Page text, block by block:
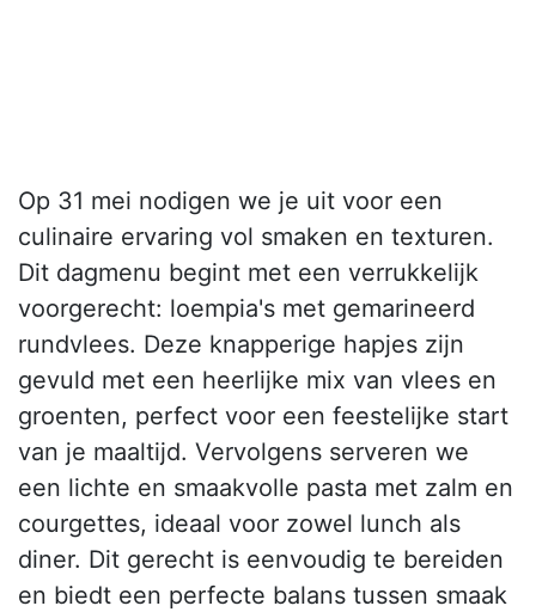
Op 31 mei nodigen we je uit voor een
culinaire ervaring vol smaken en texturen.
Dit dagmenu begint met een verrukkelijk
voorgerecht: loempia's met gemarineerd
rundvlees. Deze knapperige hapjes zijn
gevuld met een heerlijke mix van vlees en
groenten, perfect voor een feestelijke start
van je maaltijd. Vervolgens serveren we
een lichte en smaakvolle pasta met zalm en
courgettes, ideaal voor zowel lunch als
diner. Dit gerecht is eenvoudig te bereiden
en biedt een perfecte balans tussen smaak